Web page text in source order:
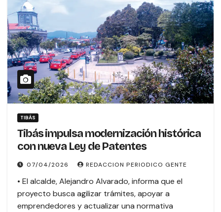
TIBÁS
Tibás impulsa modernización histórica
con nueva Ley de Patentes
07/04/2026 REDACCION PERIODICO GENTE
• El alcalde, Alejandro Alvarado, informa que el
proyecto busca agilizar trámites, apoyar a
emprendedores y actualizar una normativa